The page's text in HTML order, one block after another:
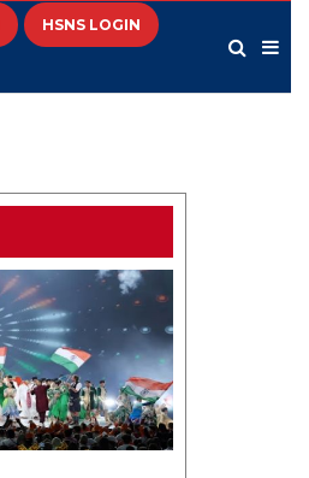
HSNS LOGIN